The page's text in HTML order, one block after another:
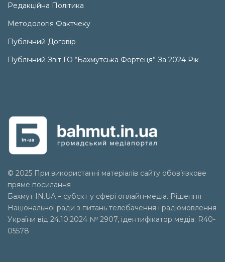
Редакційна Політика
Методологія Фактчеку
Публічний Договір
Публічний Звіт ГО “Бахмутська Фортеця” За 2024 Рік
© 2025 При використанні матеріалів сайту обов’язкове
пряме посилання
Бахмут IN.UA – субєкт у сфері онлайн-медіа. Рішення
Національної ради з питань телебачення і радіомовлення
України від 24.10.2024 № 2907, ідентифікатор медіа: R40-
05578